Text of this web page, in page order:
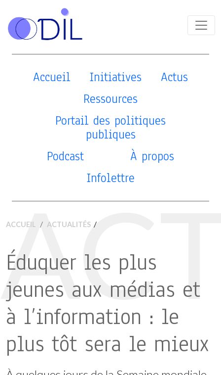
Accueil Initiatives
Actus
Ressources
Portail des politiques
publiques
Podcast
À propos
Infolettre
ACCUEIL ACTUALITÉS /
Éduquer les plus
jeunes aux médias et
à l’information : le
plus tôt sera le mieux